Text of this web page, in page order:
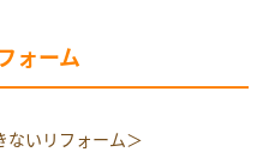
ォーム
ないリフォーム＞